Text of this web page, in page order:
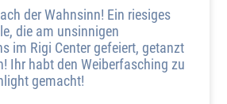
der Wahnsinn! Ein riesiges
die am unsinnigen
im Rigi Center gefeiert, getanzt
Ihr habt den Weiberfasching zu
gemacht!